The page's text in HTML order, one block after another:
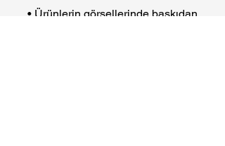
• Ürünlerin görsellerinde baskıdan